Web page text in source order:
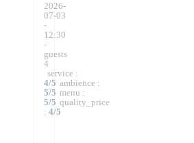
2026-
07-03
-
12:30
-
guests
4
service :
4/5 ambience :
5/5 menu :
5/5 quality_price
: 4/5